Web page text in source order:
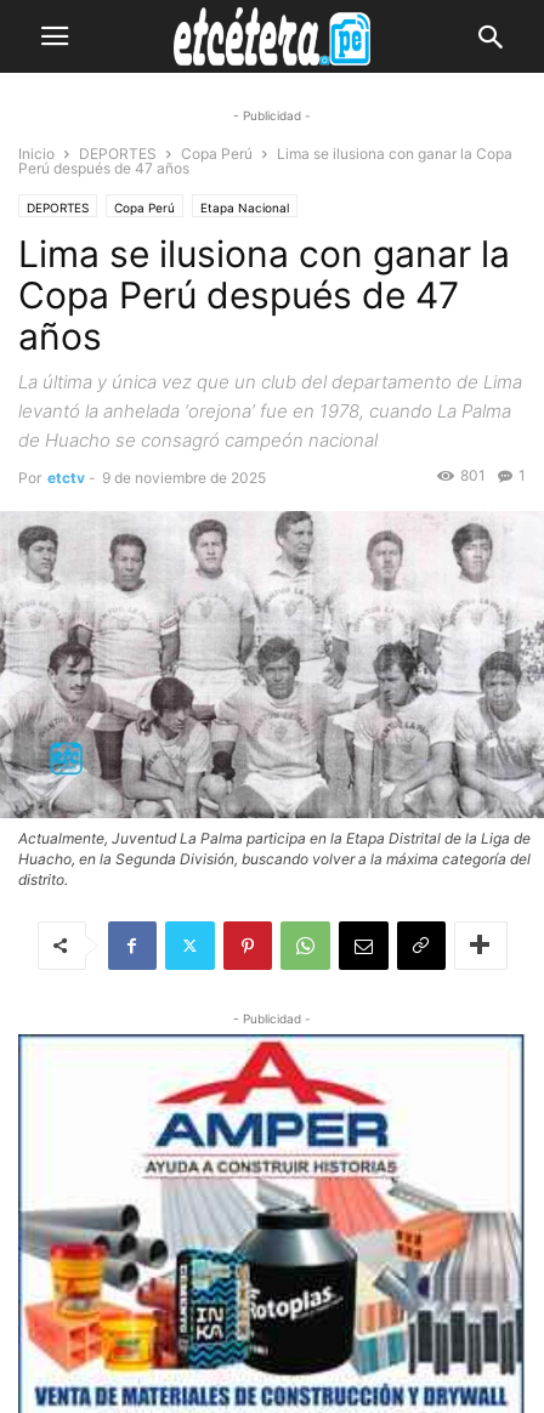
- Publicidad -
Inicio DEPORTES Copa Perú
Lima se ilusiona con ganar la Copa
Perú después de 47 años
DEPORTES Copa Perú Etapa Nacional
Lima se ilusiona con ganar la
Copa Perú después de 47
años
La última y única vez que un club del departamento de Lima
levantó la anhelada ‘orejona’ fue en 1978, cuando La Palma
de Huacho se consagró campeón nacional
Por etctv - 9 de noviembre de 2025 1
801
Actualmente, Juventud La Palma participa en la Etapa Distrital de la Liga de
Huacho, en la Segunda División, buscando volver a la máxima categoría del
distrito.
- Publicidad -